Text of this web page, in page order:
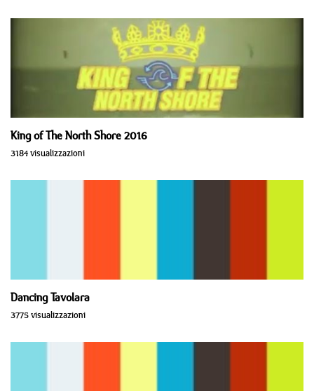
King of The North Shore 2016
3184 visualizzazioni
Dancing Tavolara
3775 visualizzazioni